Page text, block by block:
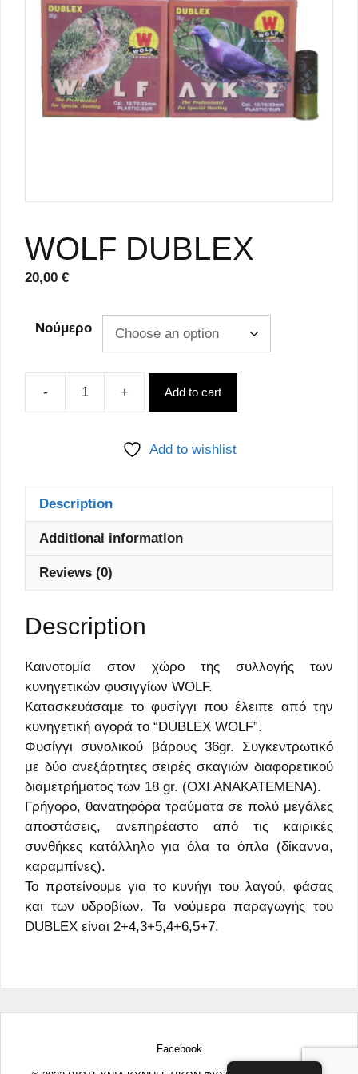
WOLF DUBLEX
20,00 €
Νούμερο
-
WOLF
quantity
+ Add to cart
Add to wishlist
Description
Additional information
Reviews (0)
Description
Καινοτομία στον χώρο της συλλογής των
κυνηγετικών φυσιγγίων WOLF.
Κατασκευάσαμε το φυσίγγι που έλειπε από την
κυνηγετική αγορά το “DUBLEX WOLF”.
Φυσίγγι συνολικού βάρους 36gr. Συγκεντρωτικό
με δύο ανεξάρτητες σειρές σκαγιών διαφορετικού
διαμετρήματος των 18 gr. (ΟΧΙ ΑΝΑΚΑΤΕΜΕΝΑ).
Γρήγορο, θανατηφόρα τραύματα σε πολύ μεγάλες
αποστάσεις, ανεπηρέαστο από τις καιρικές
συνθήκες κατάλληλο για όλα τα όπλα (δίκαννα,
καραμπίνες).
Το προτείνουμε για το κυνήγι του λαγού, φάσας
και των υδροβίων. Τα νούμερα παραγωγής του
DUBLEX είναι 2+4,3+5,4+6,5+7.
Facebook